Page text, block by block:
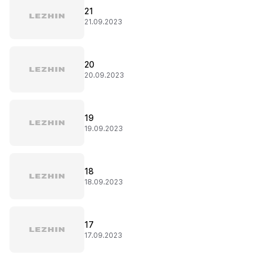
21
21.09.2023
20
20.09.2023
19
19.09.2023
18
18.09.2023
17
17.09.2023